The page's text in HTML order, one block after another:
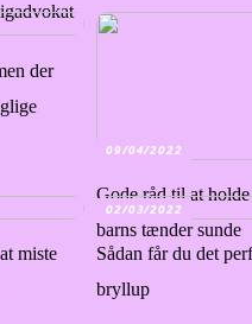
der
09/04/2022
Gode råd til at
barns tænder sunde
miste
02/03/2022
Sådan får du det
bryllup